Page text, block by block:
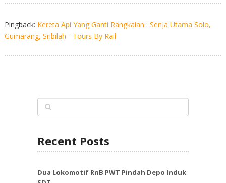
Pingback: Kereta Api Yang Ganti Rangkaian : Senja Utama Solo,
Gumarang, Sribilah - Tours By Rail
Recent Posts
Dua Lokomotif RnB PWT Pindah Depo Induk